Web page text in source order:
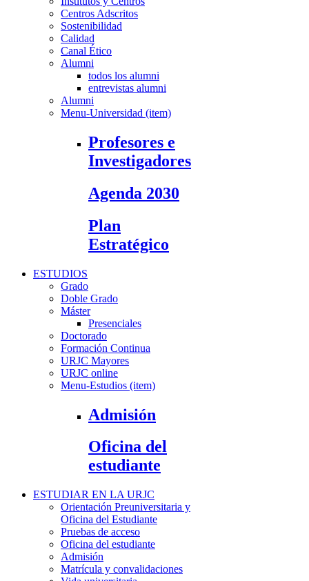
Centros Adscritos
Sostenibilidad
Calidad
Canal Ético
Alumni
todos los alumni
entrevistas alumni
Alumni
Menu-Universidad (item)
Profesores e
Investigadores
Agenda 2030
Plan
Estratégico
ESTUDIOS
Grado
Doble Grado
Máster
Presenciales
Doctorado
Formación Continua
URJC Mayores
URJC online
Menu-Estudios (item)
Admisión
Oficina del
estudiante
ESTUDIAR EN LA URJC
Orientación Preuniversitaria y
Oficina del Estudiante
Pruebas de acceso
Oficina del estudiante
Admisión
Matrícula y convalidaciones